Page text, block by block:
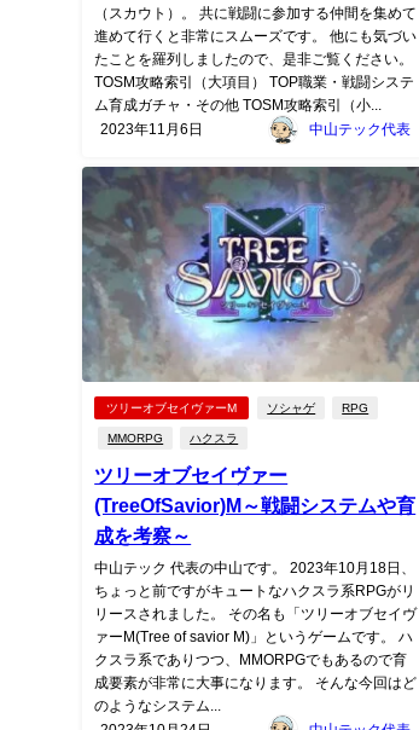
（スカウト）。 共に戦闘に参加する仲間を集めて
進めて行くと非常にスムーズです。 他にも気づい
たことを羅列しましたので、是非ご覧ください。
TOSM攻略索引（大項目） TOP職業・戦闘システ
ム育成ガチャ・その他 TOSM攻略索引（小...
2023年11月6日
中山テック代表
ツリーオブセイヴァーM ソシャゲ RPG
MMORPG ハクスラ
ツリーオブセイヴァー
(TreeOfSavior)M～戦闘システムや育
成を考察～
中山テック 代表の中山です。 2023年10月18日、
ちょっと前ですがキュートなハクスラ系RPGがリ
リースされました。 その名も「ツリーオブセイヴ
ァーM(Tree of savior M)」というゲームです。 ハ
クスラ系でありつつ、MMORPGでもあるので育
成要素が非常に大事になります。 そんな今回はど
のようなシステム...